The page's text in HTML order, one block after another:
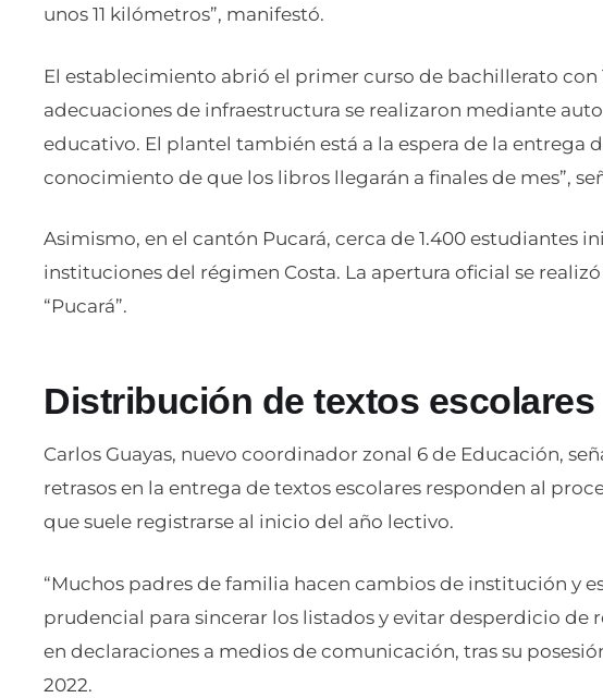
unos 11 kilómetros”, manifestó.
El establecimiento abrió el primer curso de bachillerato con
adecuaciones de infraestructura se realizaron mediante
educativo. El plantel también está a la espera de la entrega
conocimiento de que los libros llegarán a finales de mes”,
Asimismo, en el cantón Pucará, cerca de 1.400 estudiantes
instituciones del régimen Costa. La apertura oficial se
“Pucará”.
Distribución de textos escolares
Carlos Guayas, nuevo coordinador zonal 6 de Educación,
retrasos en la entrega de textos escolares responden al
que suele registrarse al inicio del año lectivo.
“Muchos padres de familia hacen cambios de institución y
prudencial para sincerar los listados y evitar desperdicio de
en declaraciones a medios de comunicación, tras su
2022.